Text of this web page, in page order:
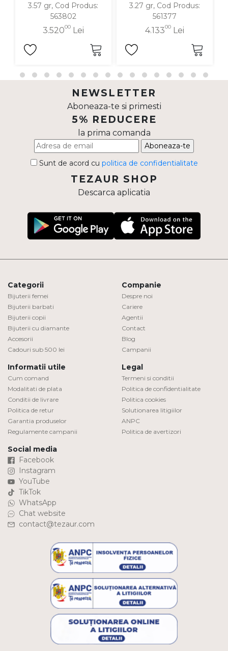
3.57 gr, Cod Produs:
563802
3.52000Lei
3.27 gr, Cod Produs:
561377
4.13300Lei
NEWSLETTER
Aboneaza-te si primesti
5% REDUCERE
la prima comanda
Aboneaza-te
Sunt de acord cu politica de confidentialitate
TEZAUR SHOP
Descarca aplicatia
Categorii
Bijuterii femei
Bijuterii barbati
Bijuterii copii
Bijuterii cu diamante
Accesorii
Cadouri sub 500 lei
Companie
Despre noi
Cariere
Agentii
Contact
Blog
Campanii
Informatii utile
Cum comand
Modalitati de plata
Conditii de livrare
Politica de retur
Garantia produselor
Regulamente campanii
Legal
Termeni si conditii
Politica de confidentialitate
Politica cookies
Solutionarea litigiilor
ANPC
Politica de avertizori
Social media
Facebook
Instagram
YouTube
TikTok
WhatsApp
Chat website
contact@tezaur.com